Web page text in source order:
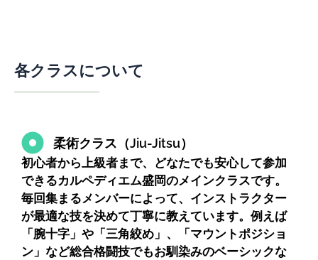
各クラスについて
柔術クラス（Jiu-Jitsu）
初心者から上級者まで、どなたでも安心して参加
できるカルペディエム盛岡のメインクラスです。
毎回集まるメンバーによって、インストラクター
が最適な技を決めて丁寧に教えています。例えば
「腕十字」や「三角絞め」、「マウントポジショ
ン」など総合格闘技でもお馴染みのベーシックな